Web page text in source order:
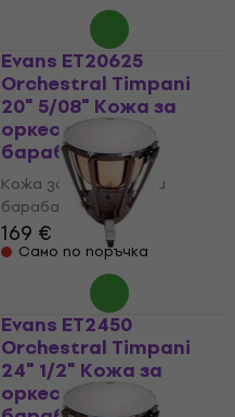
Evans ET20625
Orchestral Timpani
20" 5/08" Кожа за
оркестрови
барабани
Кожа за оркестрови
барабани
169 €
Само по поръчка
Evans ET2450
Orchestral Timpani
24" 1/2" Кожа за
оркестрови